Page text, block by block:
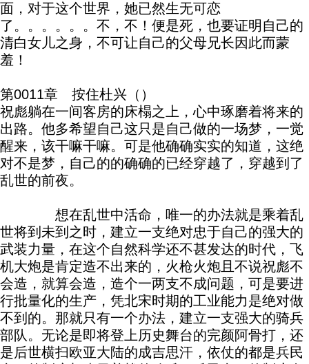
面，对于这个世界，她已然生无可恋
了。。。。。。不，不！便是死，也要证明自己的
清白女儿之身，不可让自己的父母兄长因此而蒙
羞！
第0011章 按住杜兴（）
祝彪躺在一间客房的床榻之上，心中琢磨着将来的
出路。他多希望自己这只是自己做的一场梦，一觉
醒来，该干嘛干嘛。可是他确确实实的知道，这绝
对不是梦，自己的的确确的已经穿越了，穿越到了
乱世的前夜。
想在乱世中活命，唯一的办法就是乘着乱
世将到未到之时，建立一支绝对忠于自己的强大的
武装力量，在这个自然科学还不甚发达的时代，飞
机大炮是肯定造不出来的，火枪火炮且不说祝彪不
会造，就算会造，造个一两支不成问题，可是要进
行批量化的生产，凭北宋时期的工业能力是绝对做
不到的。那就只有一个办法，建立一支强大的骑兵
部队。无论是即将登上历史舞台的完颜阿骨打，还
是后世横扫欧亚大陆的成吉思汗，依仗的都是兵民